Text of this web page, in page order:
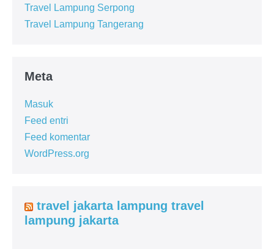
Travel Lampung Serpong
Travel Lampung Tangerang
Meta
Masuk
Feed entri
Feed komentar
WordPress.org
travel jakarta lampung travel
lampung jakarta